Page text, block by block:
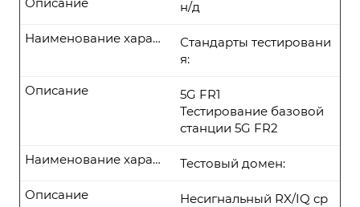
н/д
Стандарты тестировани
я:
Наименование характеристики
5G FR1
Тестирование базовой
станции 5G FR2
Описание
Тестовый домен:
Наименование характеристики
Несигнальный RX/IQ ср
Описание